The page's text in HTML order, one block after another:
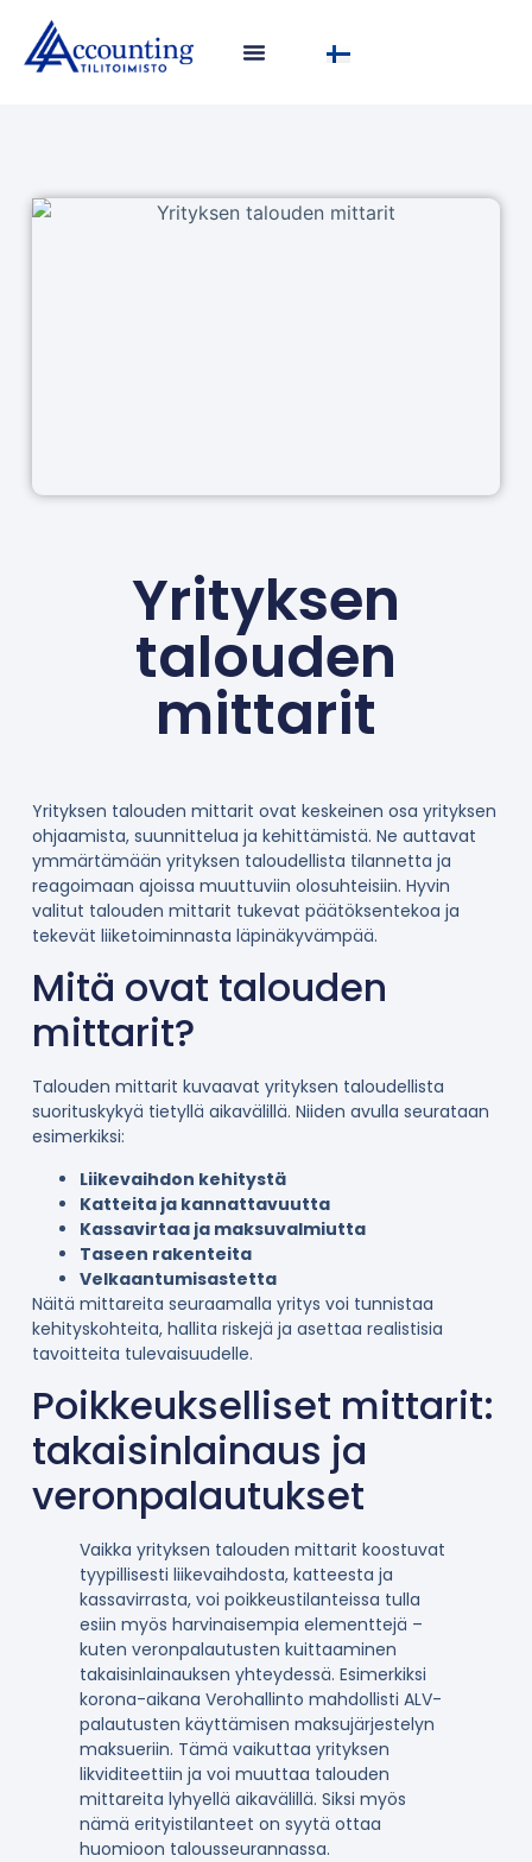
Yrityksen
talouden
mittarit
Yrityksen talouden mittarit ovat keskeinen osa yrityksen
ohjaamista, suunnittelua ja kehittämistä. Ne auttavat
ymmärtämään yrityksen taloudellista tilannetta ja
reagoimaan ajoissa muuttuviin olosuhteisiin. Hyvin
valitut talouden mittarit tukevat päätöksentekoa ja
tekevät liiketoiminnasta läpinäkyvämpää.
Mitä ovat talouden
mittarit?
Talouden mittarit kuvaavat yrityksen taloudellista
suorituskykyä tietyllä aikavälillä. Niiden avulla seurataan
esimerkiksi:
Liikevaihdon kehitystä
Katteita ja kannattavuutta
Kassavirtaa ja maksuvalmiutta
Taseen rakenteita
Velkaantumisastetta
Näitä mittareita seuraamalla yritys voi tunnistaa
kehityskohteita, hallita riskejä ja asettaa realistisia
tavoitteita tulevaisuudelle.
Poikkeukselliset mittarit:
takaisinlainaus ja
veronpalautukset
Vaikka yrityksen talouden mittarit koostuvat
tyypillisesti liikevaihdosta, katteesta ja
kassavirrasta, voi poikkeustilanteissa tulla
esiin myös harvinaisempia elementtejä –
kuten veronpalautusten kuittaaminen
takaisinlainauksen yhteydessä. Esimerkiksi
korona-aikana Verohallinto mahdollisti ALV-
palautusten käyttämisen maksujärjestelyn
maksueriin. Tämä vaikuttaa yrityksen
likviditeettiin ja voi muuttaa talouden
mittareita lyhyellä aikavälillä. Siksi myös
nämä erityistilanteet on syytä ottaa
huomioon talousseurannassa.